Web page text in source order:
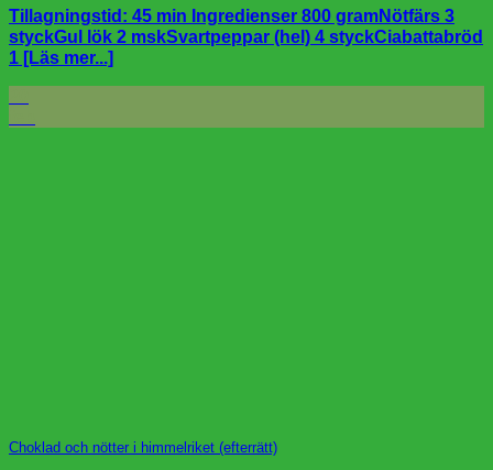
Tillagningstid: 45 min Ingredienser 800 gramNötfärs 3
styckGul lök 2 mskSvartpeppar (hel) 4 styckCiabattabröd
1 [Läs mer...]
Choklad och nötter i himmelriket (efterrätt)